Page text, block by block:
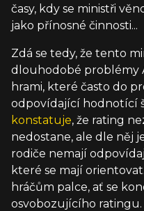
časy, kdy se ministři
jako přínosné činnosti...
Zdá se tedy, že tento
dlouhodobé problémy
hrami, které často do
odpovídající hodnotící
konstatuje, že rating
nedostane, ale dle něj
rodiče nemají
které se mají
hráčům palce, ať se
osvobozujícího ratingu.